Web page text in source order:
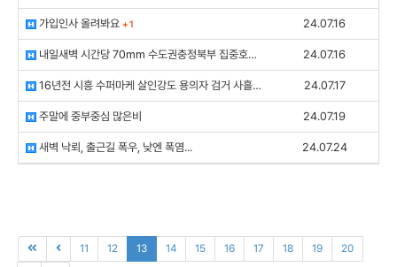
가입인사 올려봐요 + 1 24.07.16
내일새벽 시간당 70mm 수도권충정북부 집중호우 24.07.16
16년전 시흥 수퍼마케 살인강도 용의자 검거 사흘만에 범행 자백 24.07.17
주말에 중부중심 많은비 24.07.19
새벽 낙뢰, 출근길 폭우, 낮엔 폭염... 24.07.24
11 12 13 14 15 16 17 18 19 20